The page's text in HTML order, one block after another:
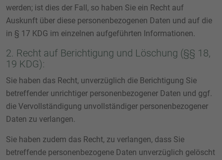
werden; ist dies der Fall, so haben Sie ein Recht auf
Auskunft über diese personenbezogenen Daten und auf die
in § 17 KDG im einzelnen aufgeführten Informationen.
2. Recht auf Berichtigung und Löschung (§§ 18,
19 KDG):
Sie haben das Recht, unverzüglich die Berichtigung Sie
betreffender unrichtiger personenbezogener Daten und ggf.
die Vervollständigung unvollständiger personenbezogener
Daten zu verlangen.
Sie haben zudem das Recht, zu verlangen, dass Sie
betreffende personenbezogene Daten unverzüglich gelöscht